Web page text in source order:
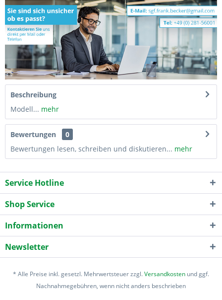
Beschreibung
Modell... mehr
Bewertungen
0
Bewertungen lesen, schreiben und diskutieren... mehr
Service Hotline
Shop Service
Informationen
Newsletter
* Alle Preise inkl. gesetzl. Mehrwertsteuer zzgl.Versandkosten und ggf.
Nachnahmegebühren, wenn nicht anders beschrieben